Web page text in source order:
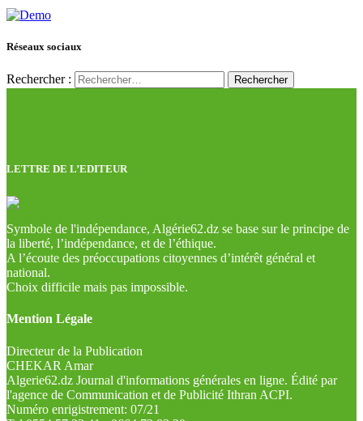
Réseaux sociaux
Rechercher :
LETTRE DE L’EDITEUR
Symbole de l'indépendance, Algérie62.dz se base sur le principe de
la liberté, l’indépendance, et de l’éthique.
A l’écoute des préoccupations citoyennes d’intérêt général et
national.
Choix difficile mais pas impossible.
Mention Légale
Directeur de la Publication
CHEKAR Amar
Algerie62.dz Journal d'informations générales en ligne. Édité par
l'agence de Communication et de Publicité Ithran ACPI.
Numéro enrigistrement: 07/21